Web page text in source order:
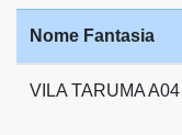
Nome Fantasia
VILA TARUMA A04